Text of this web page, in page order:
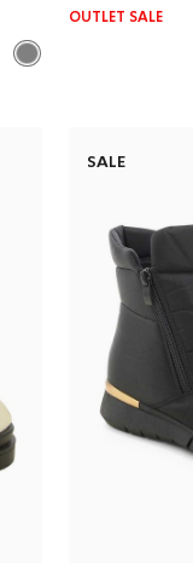
OUTLET SALE
SALE